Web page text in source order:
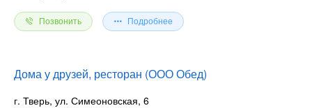
Позвонить Подробнее
Дома у друзей, ресторан (ООО Обед)
г. Тверь, ул. Симеоновская, 6